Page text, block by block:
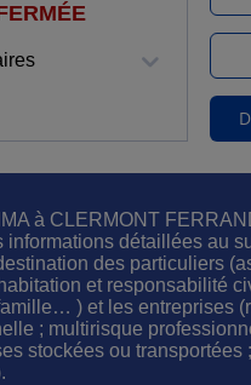
à CLERMONT
informations détaillées au
des particuliers
et responsabilité
) et les entreprises
; multirisque
stockées ou transportées